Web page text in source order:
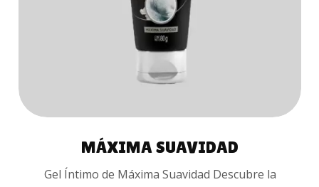
MÁXIMA SUAVIDAD
Gel Íntimo de Máxima Suavidad Descubre la